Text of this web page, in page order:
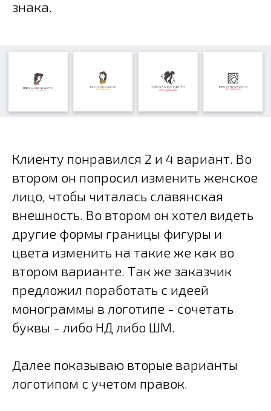
знака.
Клиенту понравился 2 и 4 вариант. Во
втором он попросил изменить женское
лицо, чтобы читалась славянская
внешность. Во втором он хотел видеть
другие формы границы фигуры и
цвета изменить на такие же как во
втором варианте. Так же заказчик
предложил поработать с идеей
монограммы в логотипе - сочетать
буквы - либо НД либо ШМ.
Далее показываю вторые варианты
логотипом с учетом правок.